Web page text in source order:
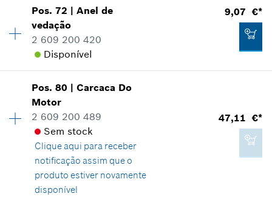
Adicionar ao carrinho das compras
Indicar na apresentação
2,87 €*
fabricante incluindo IVA
Adicionar ao carrinho das compras
Disponibilidade 1
Grupo de preço
Informações de peças sobressalentes
Comprovante de aplicação
Indicar na apresentação
8,06 €*
*Recomendação de preço não vinculativa do
fabricante incluindo IVA
Pos.72 |Anel de
vedação
2 609 200 420
Disponível
9,07 €*
Disponibilidade 1
Grupo de preço
Informações de peças sobressalentes
Comprovante de aplicação
Indicar na apresentação
Pos.80 |Carcaca Do
Motor
2 609 200 489
Sem stock
Clique aqui para receber
notificação assim que o
produto estiver novamente
disponível
47,11 €*